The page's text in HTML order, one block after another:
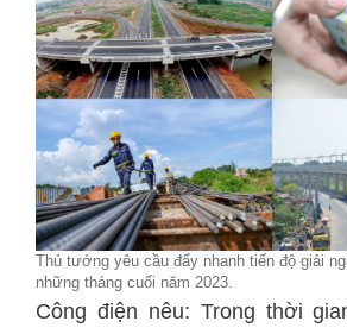
Thủ tướng yêu cầu đẩy nhanh tiến độ giải
những tháng cuối năm 2023.
Công điện nêu: Trong thời